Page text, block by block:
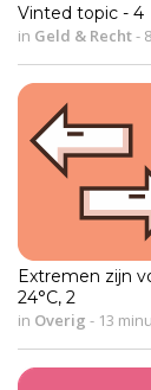
Vinted topic - 4
in Geld & Recht-
Extremen zijn
24°C, 2
in Overig - 13